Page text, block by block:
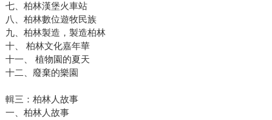
七、柏林漢堡火車站
八、柏林數位遊牧民族
九、柏林製造，製造柏林
十、 柏林文化嘉年華
十一、 植物園的夏天
十二、廢棄的樂園
輯三：柏林人故事
一、柏林人故事